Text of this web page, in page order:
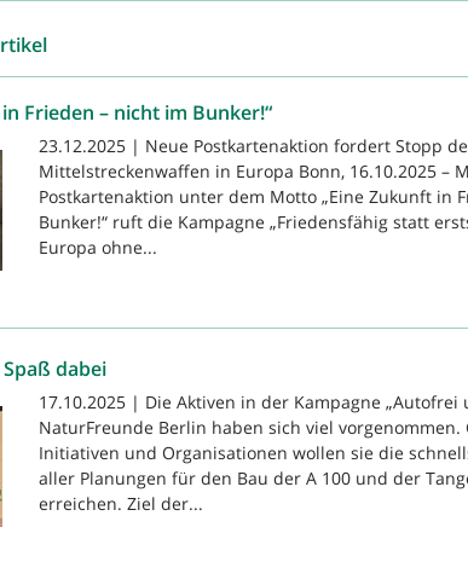
Frieden – nicht im Bunker!“
23.12.2025 | Neue Postkartenaktion fordert Stopp
Mittelstreckenwaffen in Europa Bonn, 16.10.2025 –
Postkartenaktion unter dem Motto „Eine Zukunft in
Bunker!“ ruft die Kampagne „Friedensfähig statt
Europa ohne...
dabei
17.10.2025 | Die Aktiven in der Kampagne „Autofrei
NaturFreunde Berlin haben sich viel
Initiativen und Organisationen wollen sie die
aller Planungen für den Bau der A 100 und der
erreichen. Ziel der...